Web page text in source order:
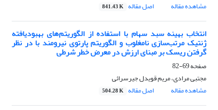
مشاهده مقاله
اصل مقاله 841.43 K
انتخاب بهینه سبد سهام با استفاده از الگوریتم‌های بهبودیافته
ژنتیک مرتب‌سازی نا‌مغلوب و الگوریتم پارتوی نیرومند با در نظر
گرفتن ریسک بر مبنای ارزش در معرض خطر شرطی
صفحه69-82
مجتبی مرادی، مریم قویدل جیرسرائی
مشاهده مقاله
اصل مقاله 504.28 K